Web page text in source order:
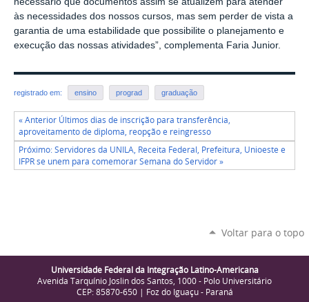
às necessidades dos nossos cursos, mas sem perder de vista a
garantia de uma estabilidade que possibilite o planejamento e
execução das nossas atividades”, complementa Faria Junior.
registrado em: ensino prograd graduação
« Anterior Últimos dias de inscrição para transferência,
aproveitamento de diploma, reopção e reingresso
Próximo: Servidores da UNILA, Receita Federal, Prefeitura, Unioeste e
IFPR se unem para comemorar Semana do Servidor »
Voltar para o topo
Universidade Federal da Integração Latino-Americana
Avenida Tarquínio Joslin dos Santos, 1000 - Polo Universitário
CEP: 85870-650 | Foz do Iguaçu - Paraná